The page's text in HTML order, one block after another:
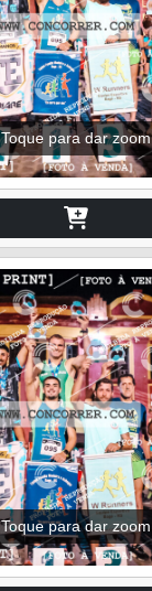
Toque para dar zoom
Toque para dar zoom